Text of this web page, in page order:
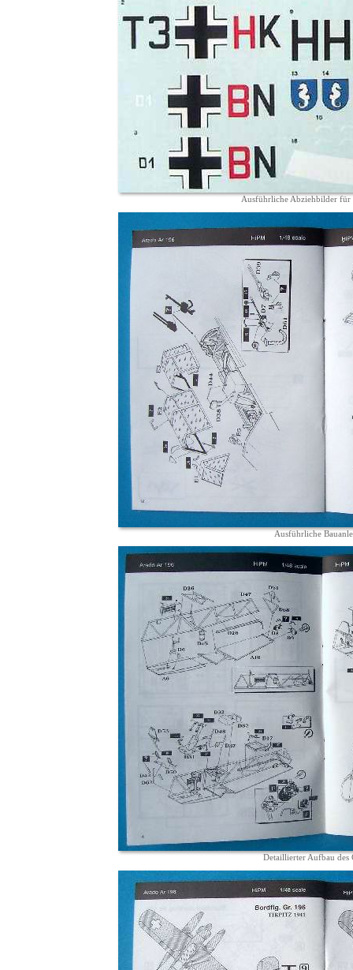
Ausführliche Abziehbilder für
Ausführliche
Detaillierter Aufbau des